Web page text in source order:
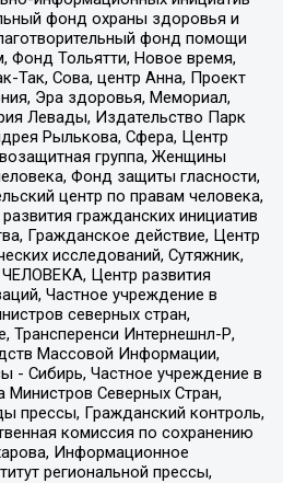
фонд охраны здоровья и
фонд помощи
Фонд Тольятти, Новое время,
Так, Сова, центр Анна, Проект
Эра здоровья, Мемориал,
Левады, Издательство Парк
Рылькова, Сфера, Центр
группа, Женщины
Фонд защиты гласности,
центр по правам человека,
гражданских инициатив
Гражданское действие, Центр
исследований, Сутяжник,
Центр развития
Частное учреждение в
северных стран,
Трансперенси Интернешнл-Р,
Массовой Информации,
- Сибирь, Частное учреждение в
Министров Северных Стран,
прессы, Гражданский контроль,
комиссия по сохранению
Информационное
региональной прессы,